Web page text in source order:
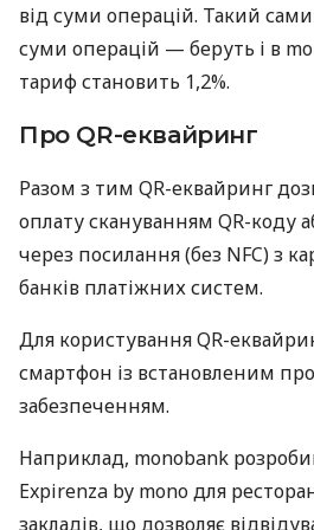
від суми операцій. Такий
суми операцій — беруть і в
тариф становить 1,2%.
Про QR-еквайринг
Разом з тим QR-еквайринг
оплату скануванням QR-коду
через посилання (без NFC) з
банків платіжних систем.
Для користування QR-
смартфон із встановленим
забезпеченням.
Наприклад, monobank
Expirenza by mono для
закладів, що дозволяє